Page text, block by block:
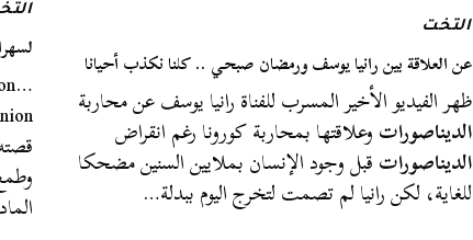
التخت
عن العلاقة بين رانيا يوسف ورمضان صبحي .. كلنا نكذب أحيانا
ظهر الفيديو الأخير المسرب للفناة رانيا يوسف عن محاربة
الديناصوراتوعلاقتها بمحاربة كورونا رغم انقراض
الديناصوراتقبل وجود الإنسان بملايين السنين مضحكا
للغاية، لكن رانيا لم تصمت لتخرج اليوم ببدلة…
لسهرات العيد..